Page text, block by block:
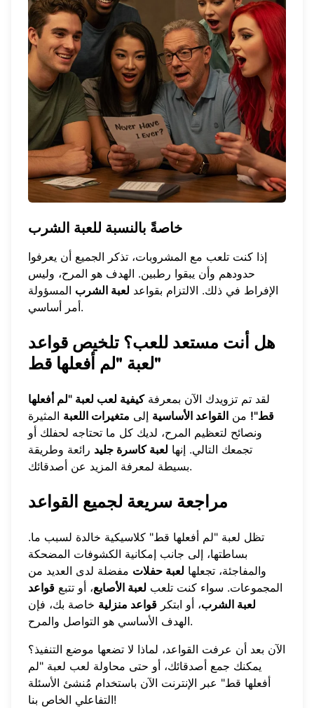
خاصةً بالنسبة للعبة الشرب
إذا كنت تلعب مع المشروبات، تذكر الجميع أن يعرفوا
حدودهم وأن يبقوا رطبين. الهدف هو المرح، وليس
الإفراط في ذلك. الالتزام بقواعد لعبة الشرب المسؤولة
أمر أساسي.
هل أنت مستعد للعب؟ تلخيص قواعد
لعبة "لم أفعلها قط"
لقد تم تزويدك الآن بمعرفةكيفية لعب لعبة "لم أفعلها
قط"! من القواعد الأساسية إلى متغيرات اللعبة المثيرة
ونصائح لتعظيم المرح، لديك كل ما تحتاجه لحفلك أو
تجمعك التالي. إنها لعبة كاسرة جليد رائعة وطريقة
بسيطة لمعرفة المزيد عن أصدقائك.
مراجعة سريعة لجميع القواعد
تظل لعبة "لم أفعلها قط" كلاسيكية خالدة لسبب ما.
بساطتها، إلى جانب إمكانية الكشوفات المضحكة
والمفاجئة، تجعلها لعبة حفلات مفضلة لدى العديد من
المجموعات. سواء كنت تلعب لعبة الأصابع، أو تتبع قواعد
لعبة الشرب، أو ابتكر قواعد منزلية خاصة بك، فإن
الهدف الأساسي هو التواصل والمرح.
الآن بعد أن عرفت القواعد، لماذا لا تضعها موضع التنفيذ؟
يمكنك جمع أصدقائك، أو حتى محاولة لعب لعبة "لم
أفعلها قط" عبر الإنترنت الآن باستخدام مُنشئ الأسئلة
التفاعلي الخاص بنا!